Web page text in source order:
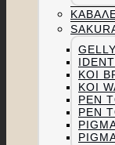
KOI
KOI
PEN
PEN